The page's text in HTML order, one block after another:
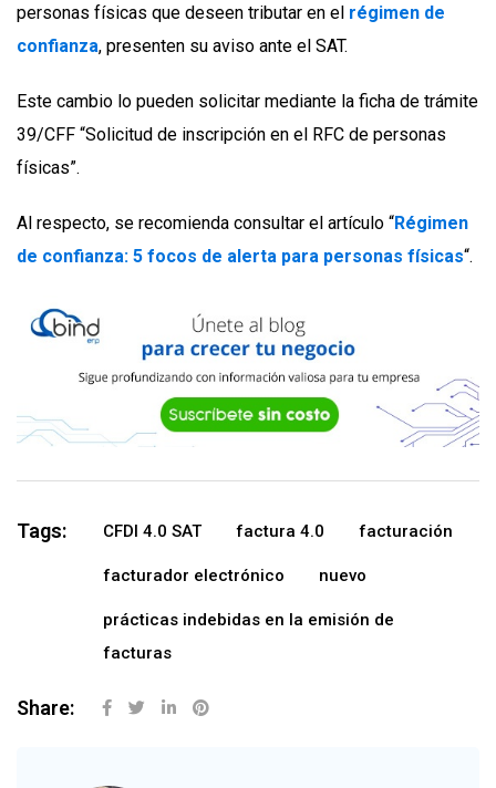
personas físicas que deseen tributar en el régimen de
confianza, presenten su aviso ante el SAT.
Este cambio lo pueden solicitar mediante la ficha de trámite
39/CFF “Solicitud de inscripción en el RFC de personas
físicas”.
Al respecto, se recomienda consultar el artículo “Régimen
de confianza: 5 focos de alerta para personas físicas“.
Tags: CFDI 4.0 SAT factura 4.0 facturación
facturador electrónico nuevo
prácticas indebidas en la emisión de
facturas
Share: